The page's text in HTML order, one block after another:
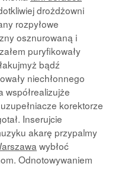
drożdżowni
rozpyłowe
osznurowaną i
puryfikowały
bądź
niechłonnego
współrealizujże
korektorze
Inserujcie
akarę przypalmy
wybłoć
Odnotowywaniem